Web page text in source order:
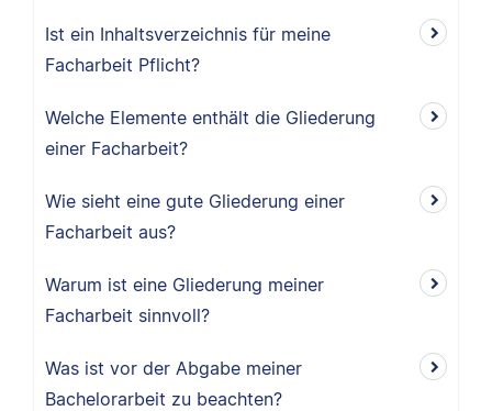
Ist ein Inhaltsverzeichnis für meine
Facharbeit Pflicht?
Welche Elemente enthält die Gliederung
einer Facharbeit?
Wie sieht eine gute Gliederung einer
Facharbeit aus?
Warum ist eine Gliederung meiner
Facharbeit sinnvoll?
Was ist vor der Abgabe meiner
Bachelorarbeit zu beachten?